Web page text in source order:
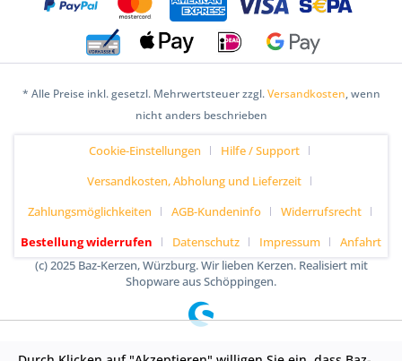
* Alle Preise inkl. gesetzl. Mehrwertsteuer zzgl.Versandkosten, wenn
nicht anders beschrieben
Cookie-Einstellungen
Hilfe / Support
Versandkosten, Abholung und Lieferzeit
Zahlungsmöglichkeiten
AGB-Kundeninfo
Widerrufsrecht
Bestellung widerrufen
Datenschutz Impressum
Anfahrt
(c) 2025 Baz-Kerzen, Würzburg. Wir lieben Kerzen. Realisiert mit
Shopware aus Schöppingen.